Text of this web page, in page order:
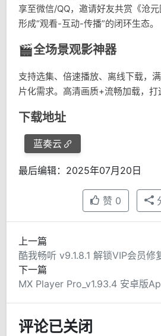
享至微信/QQ，邀请好友共赏《沧元
形成“观看-互动-传播”的闭环生态。
🎬全场景观影神器
支持选集、倍速播放、离线下载，
片化需求。高清画质+流畅加载，打
下载地址
蓝奏云
最后编辑：2025年07月20日
赞 0
上一篇
下一篇
评论已关闭